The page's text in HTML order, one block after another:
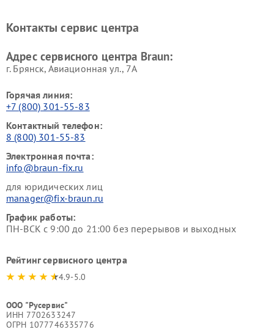
Контакты сервис центра
Адрес сервисного центра Braun:
г. Брянск, Авиационная ул., 7А
Горячая линия:
+7 (800) 301-55-83
Контактный телефон:
8 (800) 301-55-83
Электронная почта:
info@braun-fix.ru
для юридических лиц
manager@fix-braun.ru
График работы:
ПН-ВСК с 9:00 до 21:00 без перерывов и выходных
Рейтинг сервисного центра
4.9-5.0
ООО "Русервис"
ИНН 7702633247
ОГРН 1077746335776